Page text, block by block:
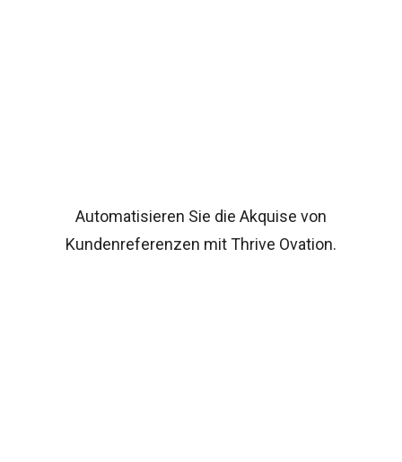
Automatisieren Sie die Akquise von
Kundenreferenzen mit Thrive Ovation.